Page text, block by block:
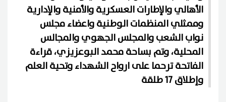
الأهالي والإطارات العسكرية والأمنية والإدارية
وممثلي المنظمات الوطنية واعضاء مجلس
نواب الشعب والمجلس الجهوي والمجالس
المحلية، وتم بساحة محمد البوعزيزي، قراءة
الفاتحة ترحما على ارواح الشهداء وتحية العلم
وإطلاق 17 طلقة